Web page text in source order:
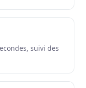
suivi des